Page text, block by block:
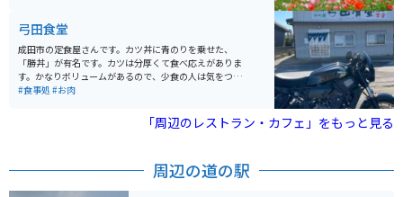
本物の線路を駆けるトロッコ列車や、めずらしい体験が
できるアクティビティが充実しています。 レストハウス
「花の家」では、食事もできます。一年を通じて様々な
展示会やイベントが開催され、家族連れやバイクで訪れ
る観光客には特におすすめのスポットです。自然に囲ま
まり混んでいなくのんびり癒されに行くことができま
いです。
弓田食堂
成田市の定食屋さんです。カツ丼に青のりを乗せた、
「勝丼」が有名です。カツは分厚くて食べ応えがありま
す。かなりボリュームがあるので、少食の人は気をつけ
てください。駐車場は大体10台は駐車できるスペースが
#食事処 #お肉
「周辺のレストラン・カフェ」をもっと見る
周辺の道の駅